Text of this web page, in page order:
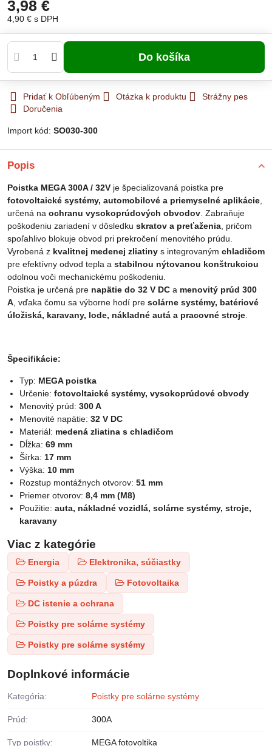
3,98 €
4,90 € s DPH
Do košíka
Pridať k Obľúbeným Otázka k produktu
Strážny pes
Doručenia
Import kód: SO030-300
Popis
Poistka MEGA 300A / 32V je špecializovaná poistka pre
fotovoltaické systémy, automobilové a priemyselné aplikácie
určená na ochranu vysokoprúdových obvodov . Zabraňuje
poškodeniu zariadení v dôsledku skratov a preťaženia , pričom
spoľahlivo blokuje obvod pri prekročení menovitého prúdu.
Vyrobená z kvalitnej medenej zliatiny s integrovaným chladičom
pre efektívny odvod tepla a stabilnou nýtovanou konštrukciou
odolnou voči mechanickému poškodeniu.
Poistka je určená pre napätie do 32 V DC a menovitý prúd 300
A , vďaka čomu sa výborne hodí pre solárne systémy, batériové
úložiská, karavany, lode, nákladné autá a pracovné stroje
Špecifikácie:
Typ: MEGA poistka
Určenie: fotovoltaické systémy, vysokoprúdové obvody
Menovitý prúd: 300 A
Menovité napätie: 32 V DC
Materiál: medená zliatina s chladičom
Dĺžka: 69 mm
Šírka: 17 mm
Výška: 10 mm
Rozstup montážnych otvorov: 51 mm
Priemer otvorov: 8,4 mm (M8)
Použitie: auta, nákladné vozidlá, solárne systémy, stroje,
karavany
Viac z kategórie
Energia Elektronika, súčiastky
Poistky a púzdra Fotovoltaika
DC istenie a ochrana
Poistky pre solárne systémy
Poistky pre solárne systémy
Doplnkové informácie
Kategória: Poistky pre solárne systémy
Prúd: 300A
Typ poistky: MEGA fotovoltika